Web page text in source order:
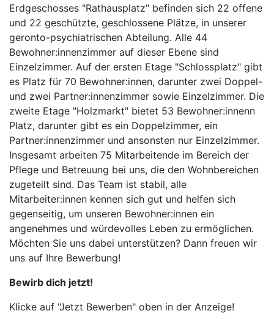
Erdgeschosses "Rathausplatz" befinden sich 22 offene
und 22 geschützte, geschlossene Plätze, in unserer
geronto-psychiatrischen Abteilung. Alle 44
Bewohner:innenzimmer auf dieser Ebene sind
Einzelzimmer. Auf der ersten Etage "Schlossplatz" gibt
es Platz für 70 Bewohner:innen, darunter zwei Doppel-
und zwei Partner:innenzimmer sowie Einzelzimmer. Die
zweite Etage "Holzmarkt" bietet 53 Bewohner:innenn
Platz, darunter gibt es ein Doppelzimmer, ein
Partner:innenzimmer und ansonsten nur Einzelzimmer.
Insgesamt arbeiten 75 Mitarbeitende im Bereich der
Pflege und Betreuung bei uns, die den Wohnbereichen
zugeteilt sind. Das Team ist stabil, alle
Mitarbeiter:innen kennen sich gut und helfen sich
gegenseitig, um unseren Bewohner:innen ein
angenehmes und würdevolles Leben zu ermöglichen.
Möchten Sie uns dabei unterstützen? Dann freuen wir
uns auf Ihre Bewerbung!
Bewirb dich jetzt!
Klicke auf "Jetzt Bewerben" oben in der Anzeige!